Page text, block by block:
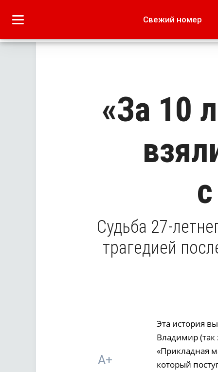
Свежий номер
Лето наших
«За 10
Судьба 27-
трагедией
A+
Эта история
Владимир
«Прикладная
который